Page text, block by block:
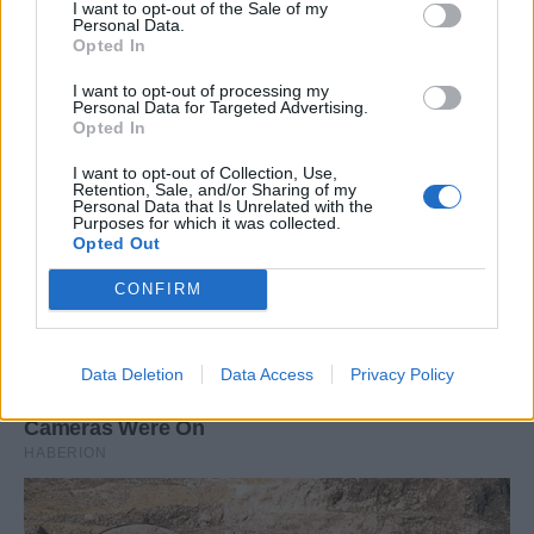
I want to opt-out of the Sale of my
Personal Data.
Opted In
I want to opt-out of processing my
Personal Data for Targeted Advertising.
Opted In
I want to opt-out of Collection, Use,
Retention, Sale, and/or Sharing of my
Personal Data that Is Unrelated with the
Purposes for which it was collected.
Opted Out
CONFIRM
Data Deletion Data Access Privacy Policy